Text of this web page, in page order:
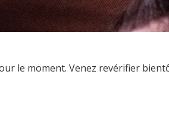
le moment. Venez revérifier